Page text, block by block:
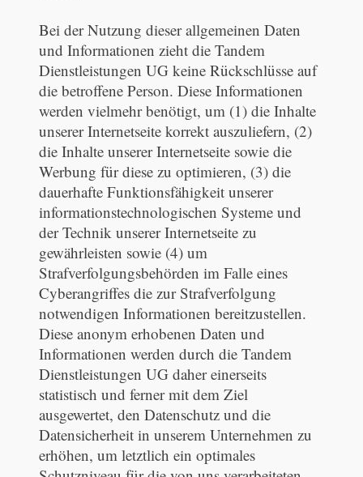
Bei der Nutzung dieser allgemeinen Daten
und Informationen zieht die Tandem
Dienstleistungen UG keine Rückschlüsse auf
die betroffene Person. Diese Informationen
werden vielmehr benötigt, um (1) die Inhalte
unserer Internetseite korrekt auszuliefern, (2)
die Inhalte unserer Internetseite sowie die
Werbung für diese zu optimieren, (3) die
dauerhafte Funktionsfähigkeit unserer
informationstechnologischen Systeme und
der Technik unserer Internetseite zu
gewährleisten sowie (4) um
Strafverfolgungsbehörden im Falle eines
Cyberangriffes die zur Strafverfolgung
notwendigen Informationen bereitzustellen.
Diese anonym erhobenen Daten und
Informationen werden durch die Tandem
Dienstleistungen UG daher einerseits
statistisch und ferner mit dem Ziel
ausgewertet, den Datenschutz und die
Datensicherheit in unserem Unternehmen zu
erhöhen, um letztlich ein optimales